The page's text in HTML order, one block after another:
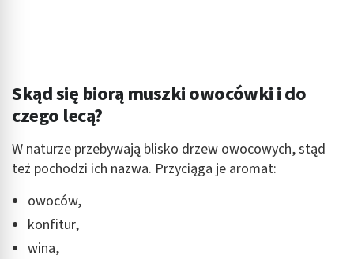
Skąd się biorą muszki owocówki i do
czego lecą?
W naturze przebywają blisko drzew owocowych, stąd
też pochodzi ich nazwa. Przyciąga je aromat:
owoców,
konfitur,
wina,